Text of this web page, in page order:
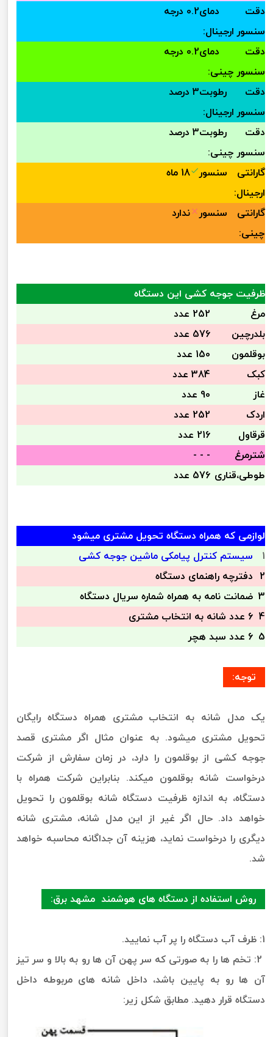
دقت دمای
سنسور ارجینال:
0.2 درجه
دقت دمای
سنسور چینی:
0.2 درجه
دقت رطوبت
سنسور ارجینال:
3 درصد
دقت رطوبت
سنسور چینی:
3 درصد
گارانتی سنسور
ارجینال:
18 ماه
گارانتی سنسور
چینی:
ندارد
ظرفیت جوجه کشی این دستگاه
مرغ
252 عدد
بلدرچین
576 عدد
بوقلمون
150 عدد
کبک
384 عدد
غاز
90 عدد
اردک
252 عدد
قرقاول
216 عدد
شترمرغ
- - -
طوطی،قناری 576 عدد
لوازمی که همراه دستگاه تحویل مشتری میشود
1
سیستم کنترل پیامکی ماشین جوجه کشی
2 دفترچه راهنمای دستگاه
3 ضمانت نامه به همراه شماره سریال دستگاه
4 6 عدد شانه به انتخاب مشتری
5 6 عدد سبد هچر
توجه:
یک مدل شانه به انتخاب مشتری همراه دستگاه رایگان
تحویل مشتری میشود. به عنوان مثال اگر مشتری قصد
جوجه کشی از بوقلمون را دارد، در زمان سفارش از شرکت
درخواست شانه بوقلمون میکند. بنابراین شرکت همراه با
دستگاه، به اندازه ظرفیت دستگاه شانه بوقلمون را تحویل
خواهد داد. حال اگر غیر از این مدل شانه، مشتری شانه
دیگری را درخواست نماید، هزینه آن جداگانه محاسبه خواهد
شد.
روش استفاده از دستگاه های هوشمند مشهد برق:
1: ظرف آب دستگاه را پر آب نمایید.
2: تخم ها را به صورتی که سر پهن آن ها رو به بالا و سر تیز
آن ها رو به پایین باشد، داخل شانه های مربوطه داخل
دستگاه قرار دهید. مطابق شکل زیر: